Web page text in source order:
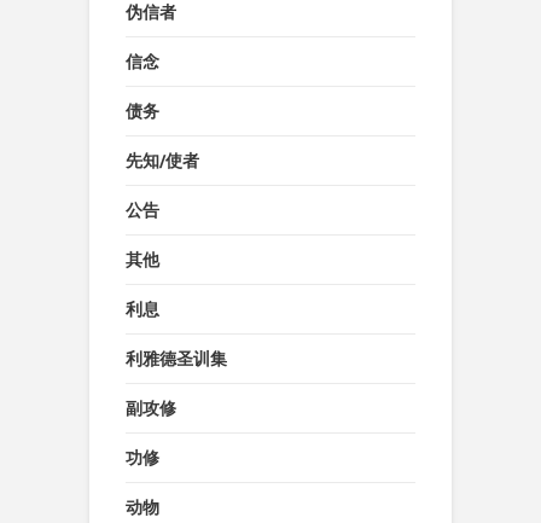
伪信者
信念
债务
先知/使者
公告
其他
利息
利雅德圣训集
副攻修
功修
动物